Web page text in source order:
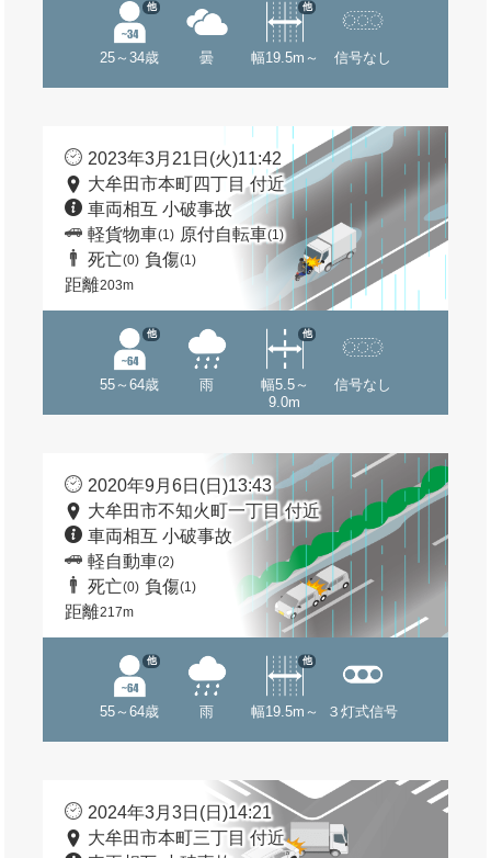
25～34歳
他
曇 幅19.5m～
他
信号なし
2023年3月21日(火)11:42
大牟田市本町四丁目 付近
車両相互 小破事故
軽貨物車(1) 原付自転車(1)
死亡(0) 負傷(1)
距離203m
55～64歳
他
雨
幅5.5～
9.0m
他
信号なし
2020年9月6日(日)13:43
大牟田市不知火町一丁目 付近
車両相互 小破事故
軽自動車(2)
死亡(0) 負傷(1)
距離217m
55～64歳
他
雨 幅19.5m～
他
３灯式信号
2024年3月3日(日)14:21
大牟田市本町三丁目 付近